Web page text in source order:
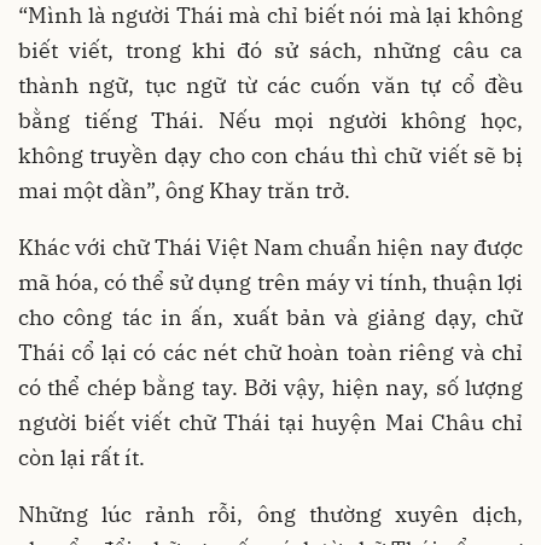
“Mình là người Thái mà chỉ biết nói mà lại không
biết viết, trong khi đó sử sách, những câu ca
thành ngữ, tục ngữ từ các cuốn văn tự cổ đều
bằng tiếng Thái. Nếu mọi người không học,
không truyền dạy cho con cháu thì chữ viết sẽ bị
mai một dần”, ông Khay trăn trở.
Khác với chữ Thái Việt Nam chuẩn hiện nay được
mã hóa, có thể sử dụng trên máy vi tính, thuận lợi
cho công tác in ấn, xuất bản và giảng dạy, chữ
Thái cổ lại có các nét chữ hoàn toàn riêng và chỉ
có thể chép bằng tay. Bởi vậy, hiện nay, số lượng
người biết viết chữ Thái tại huyện Mai Châu chỉ
còn lại rất ít.
Những lúc rảnh rỗi, ông thường xuyên dịch,